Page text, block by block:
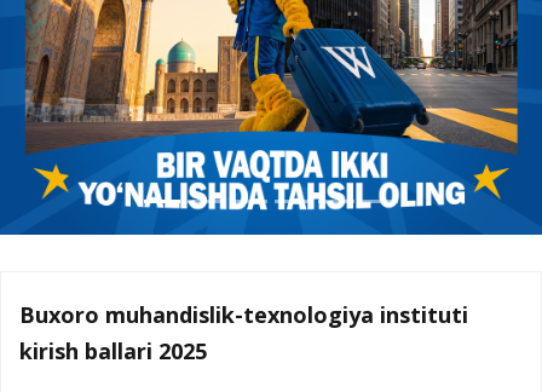
Buxoro muhandislik-texnologiya instituti
kirish ballari 2025